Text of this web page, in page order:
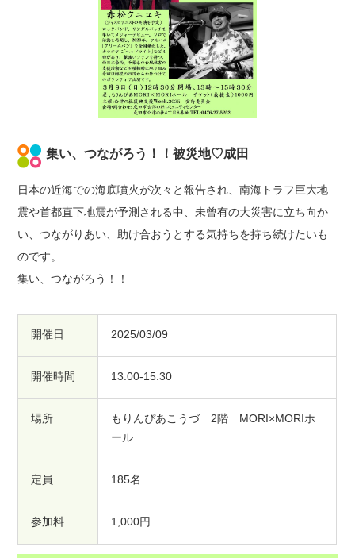
集い、つながろう！！被災地♡成田
日本の近海での海底噴火が次々と報告され、南海トラフ巨大地
震や首都直下地震が予測される中、未曾有の大災害に立ち向か
い、つながりあい、助け合おうとする気持ちを持ち続けたいも
のです。
集い、つながろう！！
開催日 2025/03/09
開催時間 13:00-15:30
場所
もりんぴあこうづ 2階 MORI×MORIホ
ール
定員 185名
参加料 1,000円